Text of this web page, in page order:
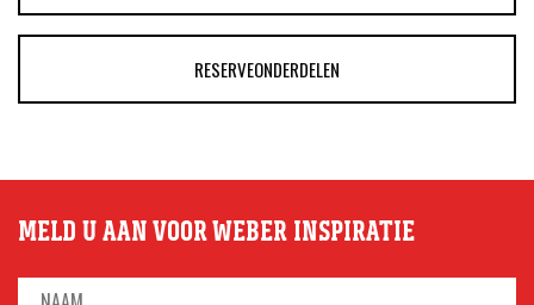
RESERVEONDERDELEN
MELD U AAN VOOR WEBER INSPIRATIE